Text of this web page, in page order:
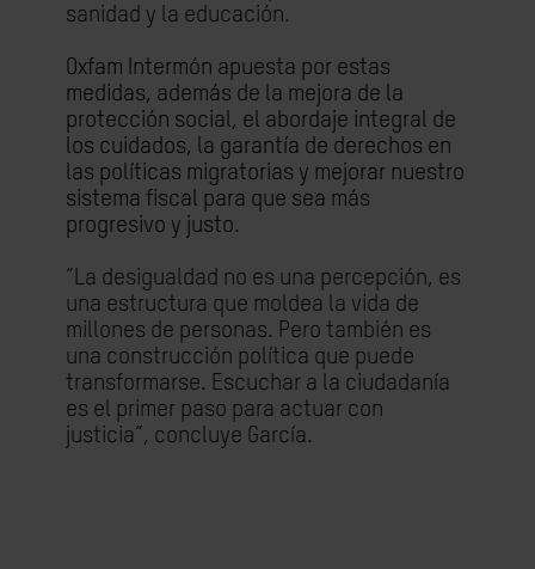
sanidad y la educación.
Oxfam Intermón apuesta por estas
medidas, además de la mejora de la
protección social, el abordaje integral de
los cuidados, la garantía de derechos en
las políticas migratorias y mejorar nuestro
sistema fiscal para que sea más
progresivo y justo.
“La desigualdad no es una percepción, es
una estructura que moldea la vida de
millones de personas. Pero también es
una construcción política que puede
transformarse. Escuchar a la ciudadanía
es el primer paso para actuar con
justicia”, concluye García.